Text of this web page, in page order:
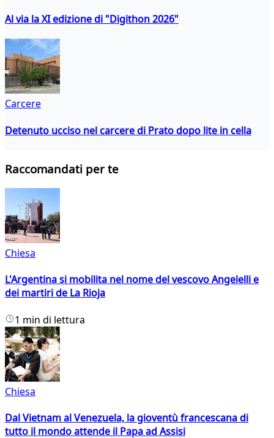
Al via la XI edizione di "Digithon 2026"
Carcere
Detenuto ucciso nel carcere di Prato dopo lite in cella
Raccomandati per te
Chiesa
L'Argentina si mobilita nel nome del vescovo Angelelli e
dei martiri de La Rioja
1 min di lettura
Chiesa
Dal Vietnam al Venezuela, la gioventù francescana di
tutto il mondo attende il Papa ad Assisi